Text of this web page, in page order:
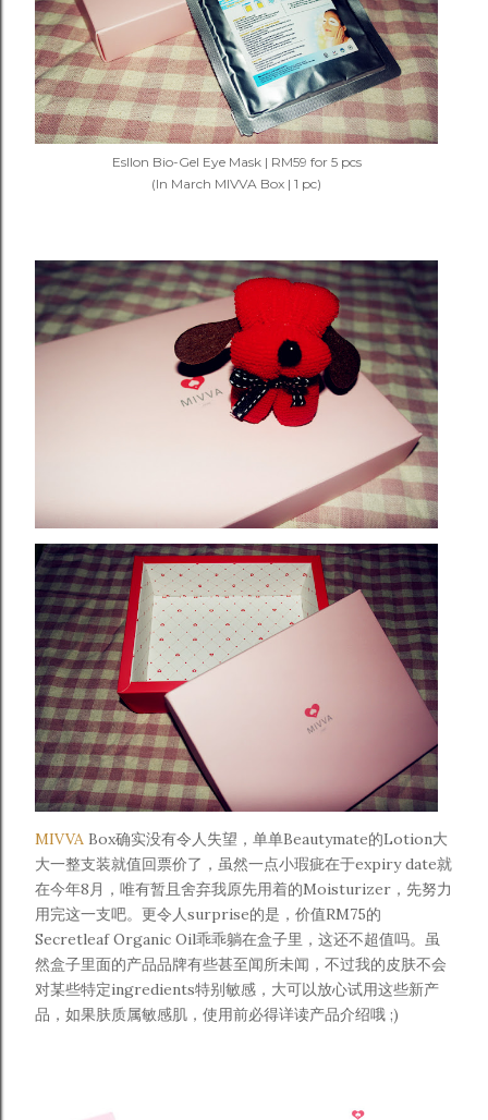
Esllon Bio-Gel Eye Mask | RM59 for 5 pcs
(In March MIVVA Box | 1 pc)
MIVVA Box确实没有令人失望，单单Beautymate的Lotion大
大一整支装就值回票价了，虽然一点小瑕疵在于expiry date就
在今年8月，唯有暂且舍弃我原先用着的Moisturizer，先努力
用完这一支吧。更令人surprise的是，价值RM75的
Secretleaf Organic Oil乖乖躺在盒子里，这还不超值吗。虽
然盒子里面的产品品牌有些甚至闻所未闻，不过我的皮肤不会
对某些特定ingredients特别敏感，大可以放心试用这些新产
品，如果肤质属敏感肌， 使用前必得详读产品介绍哦 ;)